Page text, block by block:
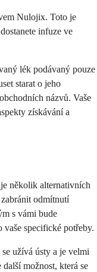
Nulojix. Toto je
infuze ve
lék podávaný pouze
starat o jeho
názvů. Vaše
získávání a
několik alternativních
odmítnutí
s vámi bude
vaše specifické potřeby.
užívá ústy a je velmi
možnost, která se